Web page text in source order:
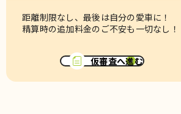
距離制限なし、最後は自分の愛車に！
精算時の追加料金のご不安も一切なし！
仮審査へ進む